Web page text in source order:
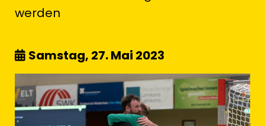
werden
Samstag, 27. Mai 2023